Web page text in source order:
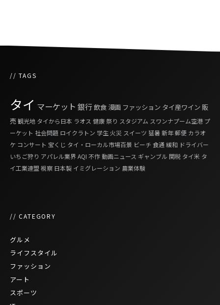
// TAGS
タイ マーケット 銀行 飲食 漫画 ファッション タイ産ワイン 販
売観光地 タイから日本 ラオス 健康祭り スタジアム スワンナプーム空港 プ
ーケット 社会問題 ロイクラトン 学生火災 スイーツ 猛暑新年郵便 カラオ
ケ コンサート 宝くじ タイ・ローカル市場百景 ビーチ食通 緩和 ドライバー
いちご狩り アパレル業界 AQI 不作動画ニュース ギャンブル 関税 タイ米 タ
イ工業連盟 視察 日本製 イミグレーション 農業体験
// CATEGORY
グルメ
ライフスタイル
ファッション
アート
スポーツ